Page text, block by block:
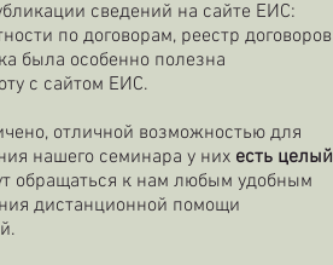
сведений на сайте ЕИС:
по договорам, реестр договоров
была особенно полезна
с сайтом ЕИС.
отличной возможностью для
нашего семинара у них есть целый
обращаться к нам любым удобным
дистанционной помощи